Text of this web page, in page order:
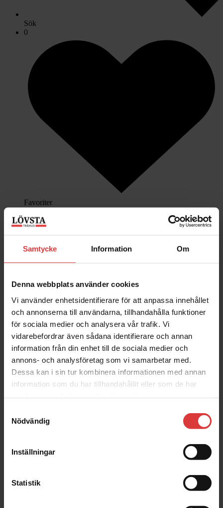
Samtycke Information Om
Denna webbplats använder cookies
Vi använder enhetsidentifierare för att anpassa innehållet
och annonserna till användarna, tillhandahålla funktioner
för sociala medier och analysera vår trafik. Vi
vidarebefordrar även sådana identifierare och annan
information från din enhet till de sociala medier och
annons- och analysföretag som vi samarbetar med.
Dessa kan i sin tur kombinera informationen med annan
information som du har tillhandahållit eller som de har
Nödvändig
Inställningar
Statistik
Sök
0
Favoriter
Hus →
Fritidshus →
Garage →